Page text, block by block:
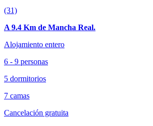
(31)
A 9.4 Km de Mancha Real.
Alojamiento entero
6 - 9 personas
5 dormitorios
7 camas
Cancelación gratuita